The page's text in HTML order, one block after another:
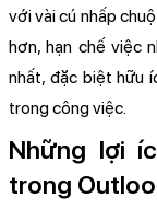
với vài cú nhấp
hơn, hạn chế việc
nhất, đặc biệt hữu
trong công việc.
Những lợi
trong